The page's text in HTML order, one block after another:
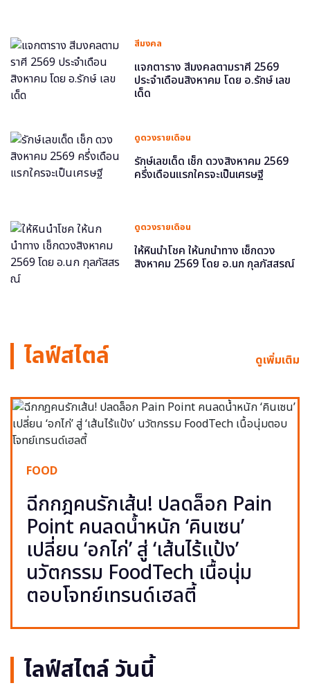
สีมงคล
แจกตาราง สีมงคลตามราศี 2569
ประจำเดือนสิงหาคม โดย อ.รักษ์ เลข
เด็ด
ดูดวงรายเดือน
รักษ์เลขเด็ด เช็ก ดวงสิงหาคม 2569
ครึ่งเดือนแรกใครจะเป็นเศรษฐี
ดูดวงรายเดือน
ให้หินนำโชค ให้นกนำทาง เช็กดวง
สิงหาคม 2569 โดย อ.นก กุลภัสสรณ์
ไลฟ์สไตล์ ดูเพิ่มเติม
FOOD
ฉีกกฎคนรักเส้น! ปลดล็อก Pain
Point คนลดน้ำหนัก ‘คินเซน’
เปลี่ยน ‘อกไก่’ สู่ ‘เส้นไร้แป้ง’
นวัตกรรม FoodTech เนื้อนุ่ม
ตอบโจทย์เทรนด์เฮลตี้
ไลฟ์สไตล์ วันนี้